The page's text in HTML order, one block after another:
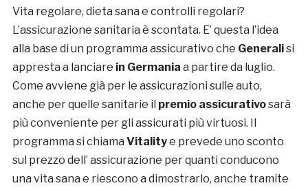
Vita regolare, dieta sana e controlli regolari?
L’assicurazione sanitaria è scontata. E’ questa l’idea
alla base di un programma assicurativo che Generalisi
appresta a lanciare in Germania a partire da luglio.
Come avviene già per le assicurazioni sulle auto,
anche per quelle sanitarie il premio assicurativosarà
più conveniente per gli assicurati più virtuosi. Il
programma si chiama Vitalitye prevede uno sconto
sul prezzo dell’ assicurazione per quanti conducono
una vita sana e riescono a dimostrarlo, anche tramite